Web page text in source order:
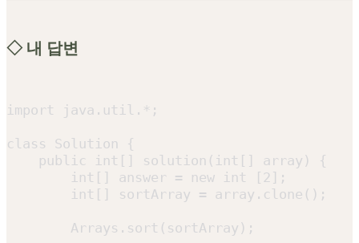
◇ 내 답변
import java.util.*;
class Solution {
    public int[] solution(int[] array) {
        int[] answer = new int [2];
        int[] sortArray = array.clone();
        Arrays.sort(sortArray);